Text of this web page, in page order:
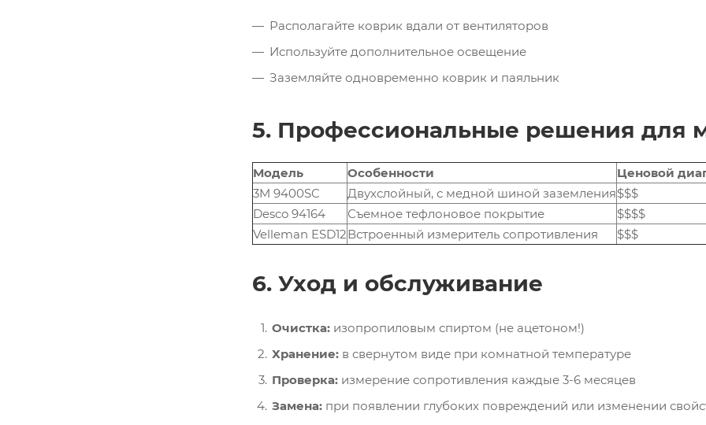
Располагайте коврик вдали от вентиляторов
Используйте дополнительное освещение
Заземляйте одновременно коврик и паяльник
5. Профессиональные решения для
Модель Особенности
Ценовой
3M 9400SC
Двухслойный, с медной шиной заземления$$$
Desco 94164
Съемное тефлоновое покрытие
$$$$
Velleman ESD12Встроенный измеритель сопротивления $$$
6. Уход и обслуживание
Очистка: изопропиловым спиртом (не ацетоном!)
Хранение: в свернутом виде при комнатной температуре
Проверка: измерение сопротивления каждые 3-6 месяцев
Замена: при появлении глубоких повреждений или изменении